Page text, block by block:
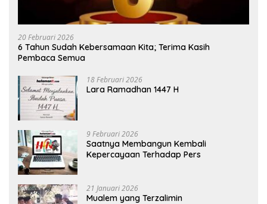
20 Februari 2026
6 Tahun Sudah Kebersamaan Kita; Terima Kasih
Pembaca Semua
18 Februari 2026
Lara Ramadhan 1447 H
9 Februari 2026
Saatnya Membangun Kembali
Kepercayaan Terhadap Pers
21 Januari 2026
Mualem yang Terzalimin